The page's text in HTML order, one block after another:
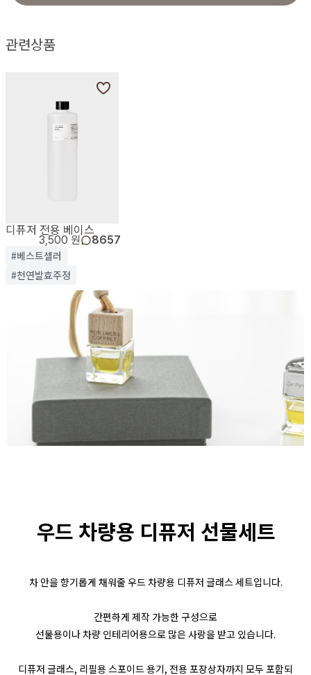
관련상품
디퓨저 전용 베이스
3,500 원 8657
#베스트셀러
#천연발효주정
우드 차량용 디퓨저 선물세트
차 안을 향기롭게 채워줄 우드 차량용 디퓨저 글래스 세트입니다.
간편하게 제작 가능한 구성으로
선물용이나 차량 인테리어용으로 많은 사랑을 받고 있습니다.
디퓨저 글래스, 리필용 스포이드 용기, 전용 포장상자까지 모두 포함되